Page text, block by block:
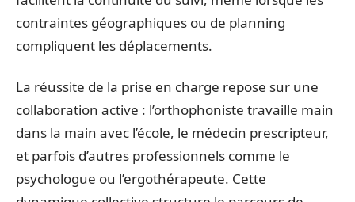
contraintes géographiques ou de planning
compliquent les déplacements.
La réussite de la prise en charge repose sur une
collaboration active : l’orthophoniste travaille main
dans la main avec l’école, le médecin prescripteur,
et parfois d’autres professionnels comme le
psychologue ou l’ergothérapeute. Cette